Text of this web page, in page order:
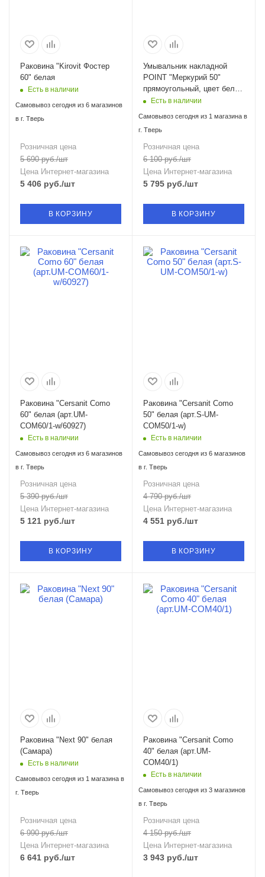
Раковина "Kirovit Фостер
60" белая
Есть в наличии
Самовывоз сегодня из 6 магазинов
в г. Тверь
Розничная цена
5 690руб./шт
Цена Интернет-магазина
5 406 руб./шт
В КОРЗИНУ
Умывальник накладной
POINT "Меркурий 50"
прямоугольный, цвет белый
PN43832
Есть в наличии
Самовывоз сегодня из 1 магазина в
г. Тверь
Розничная цена
6 100руб./шт
Цена Интернет-магазина
5 795 руб./шт
В КОРЗИНУ
Раковина "Cersanit Como
60" белая (арт.UM-
COM60/1-w/60927)
Есть в наличии
Самовывоз сегодня из 6 магазинов
в г. Тверь
Розничная цена
5 390руб./шт
Цена Интернет-магазина
5 121 руб./шт
В КОРЗИНУ
Раковина "Cersanit Como
50" белая (арт.S-UM-
COM50/1-w)
Есть в наличии
Самовывоз сегодня из 6 магазинов
в г. Тверь
Розничная цена
4 790руб./шт
Цена Интернет-магазина
4 551 руб./шт
В КОРЗИНУ
Раковина "Next 90" белая
(Самара)
Есть в наличии
Самовывоз сегодня из 1 магазина в
г. Тверь
Розничная цена
6 990руб./шт
Цена Интернет-магазина
6 641 руб./шт
Раковина "Cersanit Como
40" белая (арт.UM-
COM40/1)
Есть в наличии
Самовывоз сегодня из 3 магазинов
в г. Тверь
Розничная цена
4 150руб./шт
Цена Интернет-магазина
3 943 руб./шт